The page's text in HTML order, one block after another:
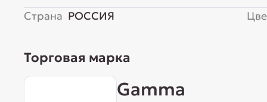
Страна РОССИЯ
Торговая марка
Gamma